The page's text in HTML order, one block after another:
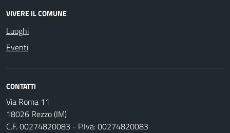
VIVERE IL COMUNE
Luoghi
Eventi
CONTATTI
Via Roma 11
18026 Rezzo (IM)
C.F. 00274820083 - P.Iva: 00274820083